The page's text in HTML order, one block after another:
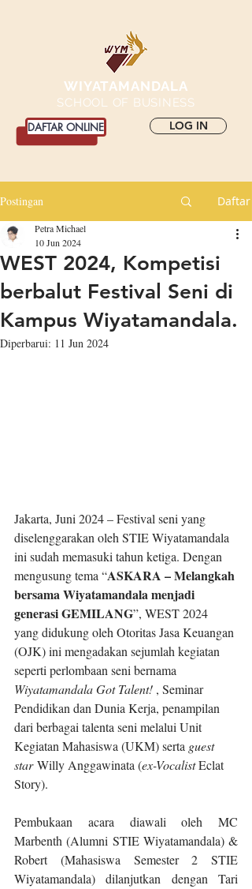
WIYATAMANDALA
SCHOOL OF BUSINESS
LOG IN
DAFTAR ONLINE
Postingan Daftar
WEST 2024, Kompetisi
berbalut Festival Seni di
Kampus Wiyatamandala.
Petra Michael
10 Jun 2024
Diperbarui: 11 Jun 2024
Jakarta, Juni 2024 – Festival seni yang
diselenggarakan oleh STIE Wiyatamandala
ini sudah memasuki tahun ketiga. Dengan
mengusung tema “ASKARA – Melangkah
bersama Wiyatamandala menjadi
generasi GEMILANG”, WEST 2024
yang didukung oleh Otoritas Jasa Keuangan
(OJK) ini mengadakan sejumlah kegiatan
seperti perlombaan seni bernama
Wiyatamandala Got Talent! , Seminar
Pendidikan dan Dunia Kerja, penampilan
dari berbagai talenta seni melalui Unit
Kegiatan Mahasiswa (UKM) serta guest
star Willy Anggawinata (ex-Vocalist Eclat
Story).
Pembukaan acara diawali oleh MC
Marbenth (Alumni STIE Wiyatamandala) &
Robert (Mahasiswa Semester 2 STIE
Wiyatamandala) dilanjutkan dengan Tari